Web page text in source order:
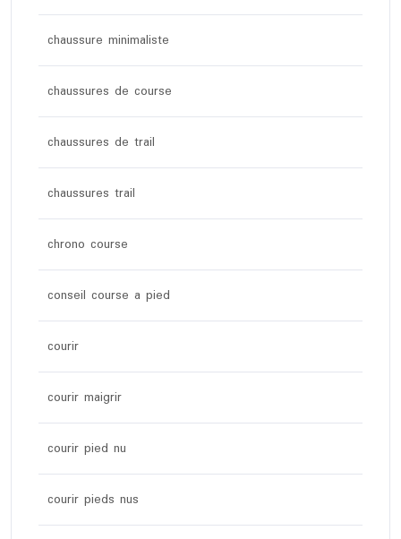
chaussure minimaliste
chaussures de course
chaussures de trail
chaussures trail
chrono course
conseil course a pied
courir
courir maigrir
courir pied nu
courir pieds nus